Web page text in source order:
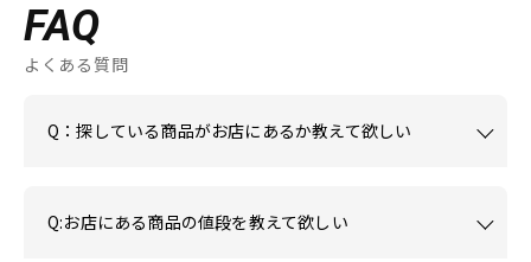
FAQ
よくある質問
Q：探している商品がお店にあるか教えて欲しい
Q:お店にある商品の値段を教えて欲しい